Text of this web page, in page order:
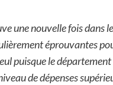
une nouvelle fois dans
éprouvantes
puisque le
de dépenses